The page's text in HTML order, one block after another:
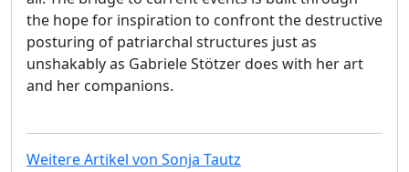
the hope for inspiration to confront the destructive
posturing of patriarchal structures just as
unshakably as Gabriele Stötzer does with her art
and her companions.
Weitere Artikel von Sonja Tautz